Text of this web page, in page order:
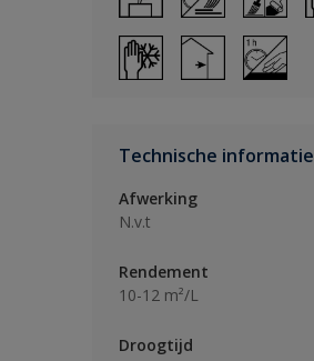
Technische informatie
Afwerking
N.v.t
Rendement
10-12 m²/L
Droogtijd